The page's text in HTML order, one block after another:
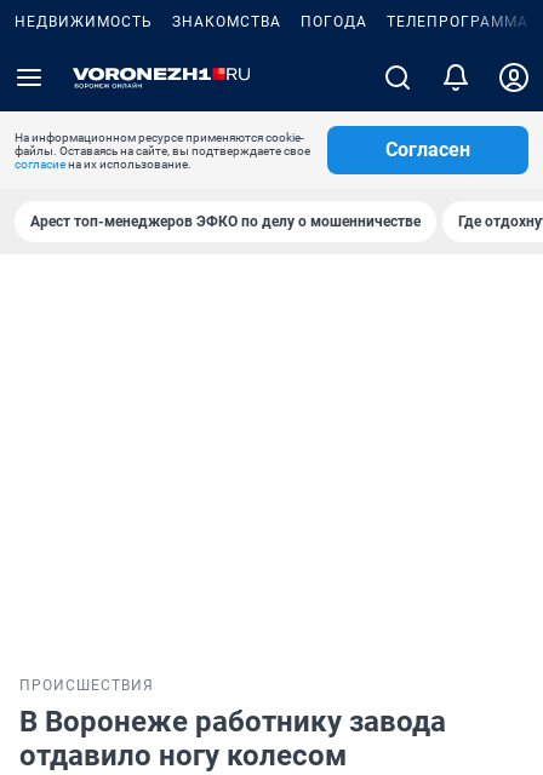
НЕДВИЖИМОСТЬ ЗНАКОМСТВА ПОГОДА ТЕЛЕПРОГРАММА
На информационном ресурсе применяются cookie-
файлы. Оставаясь на сайте, вы подтверждаете свое
согласиена их использование.
Согласен
Арест топ-менеджеров ЭФКО по делу о мошенничестве Где
ПРОИСШЕСТВИЯ
В Воронеже работнику завода
отдавило ногу колесом